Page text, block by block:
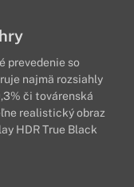
prevedenie so
najmä rozsiahly
či továrenská
realistický obraz
HDR True Black